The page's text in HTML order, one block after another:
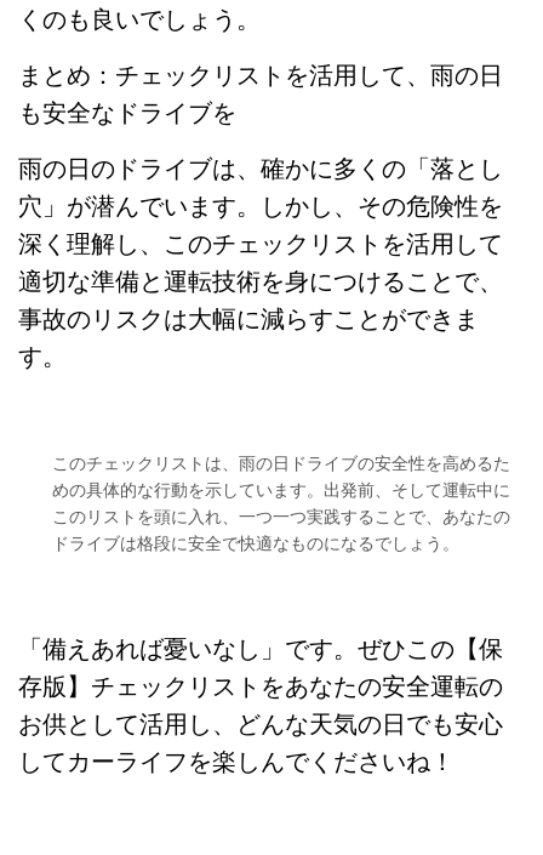
くのも良いでしょう。
まとめ：チェックリストを活用して、雨の日
も安全なドライブを
雨の日のドライブは、確かに多くの「落とし
穴」が潜んでいます。しかし、その危険性を
深く理解し、このチェックリストを活用して
適切な準備と運転技術を身につけることで、
事故のリスクは大幅に減らすことができま
す。
このチェックリストは、雨の日ドライブの安全性を高めるた
めの具体的な行動を示しています。出発前、そして運転中に
このリストを頭に入れ、一つ一つ実践することで、あなたの
ドライブは格段に安全で快適なものになるでしょう。
「備えあれば憂いなし」です。ぜひこの【保
存版】チェックリストをあなたの安全運転の
お供として活用し、どんな天気の日でも安心
してカーライフを楽しんでくださいね！